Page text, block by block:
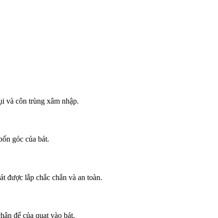
và côn trùng xâm nhập.
góc của bát.
được lắp chắc chắn và an toàn.
đế của quạt vào bát.